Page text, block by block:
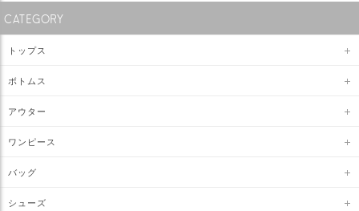
CATEGORY
トップス
ボトムス
アウター
ワンピース
バッグ
シューズ